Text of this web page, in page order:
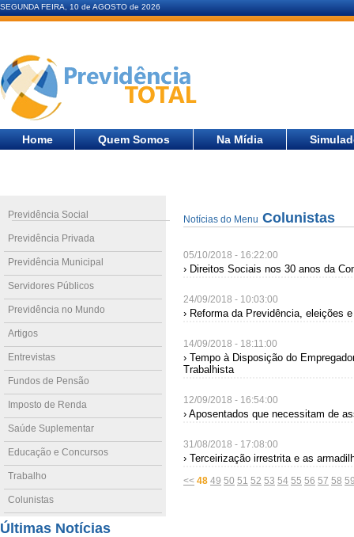
SEGUNDA FEIRA, 10 de AGOSTO de 2026
Home Quem Somos Na Mídia
Previdência Social
Previdência Privada
Previdência Municipal
Servidores Públicos
Previdência no Mundo
Artigos
Entrevistas
Fundos de Pensão
Imposto de Renda
Saúde Suplementar
Educação e Concursos
Trabalho
Colunistas
Notícias do Menu Colunistas
05/10/2018 - 16:22:00
› Direitos Sociais nos 30 anos da
24/09/2018 - 10:03:00
› Reforma da Previdência, eleições
14/09/2018 - 18:11:00
› Tempo à Disposição do
Trabalhista
12/09/2018 - 16:54:00
› Aposentados que necessitam de
31/08/2018 - 17:08:00
› Terceirização irrestrita e as
<< 48 49 50 51 52 53 54 55 56 57 58
Últimas Notícias